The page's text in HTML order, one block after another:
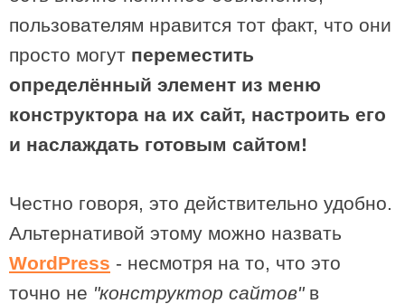
пользователям нравится тот факт, что они
просто могут переместить
определённый элемент из меню
конструктора на их сайт, настроить его
и наслаждать готовым сайтом!
Честно говоря, это действительно удобно.
Альтернативой этому можно назвать
WordPress - несмотря на то, что это
точно не "конструктор сайтов"в